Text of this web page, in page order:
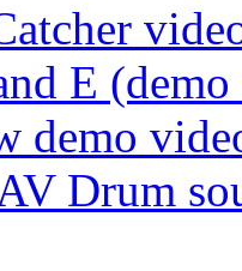
E
demo
Drum